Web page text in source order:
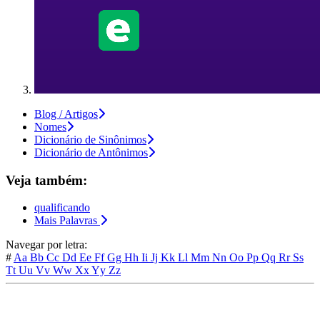
Blog / Artigos
Nomes
Dicionário de Sinônimos
Dicionário de Antônimos
Veja também:
qualificando
Mais Palavras
Navegar por letra:
#Aa Bb Cc Dd Ee FfGg Hh Ii Jj Kk Ll Mm Nn Oo Pp Qq Rr Ss
TtUu Vv Ww XxYy Zz